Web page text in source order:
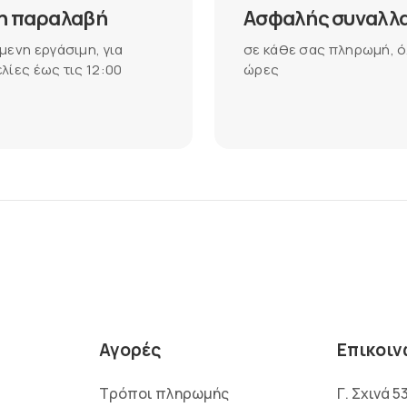
παραλαβή
εργάσιμη, για
έως τις 12:00
Ασφαλής
σε κάθε σας πληρωμή,
ώρες
Αγορές
Τρόποι πληρωμής Γ. Σχινά